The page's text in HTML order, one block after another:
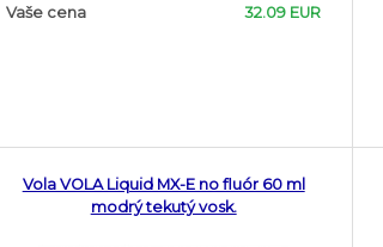
Vaše cena
32.09 EUR
Vola VOLA Liquid MX-E no fluór 60 ml
modrý tekutý vosk.